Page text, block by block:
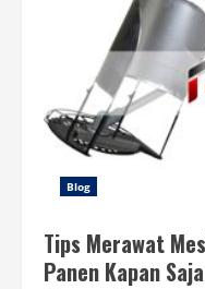
Blog
Tips Merawat
Panen Kapan Saja